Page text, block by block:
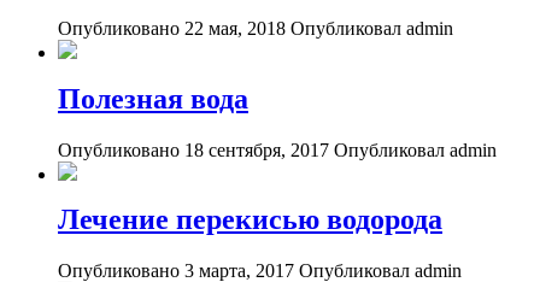
Опубликовано 22 мая, 2018 Опубликовал admin
Полезная вода
Опубликовано 18 сентября, 2017 Опубликовал admin
Лечение перекисью водорода
Опубликовано 3 марта, 2017 Опубликовал admin